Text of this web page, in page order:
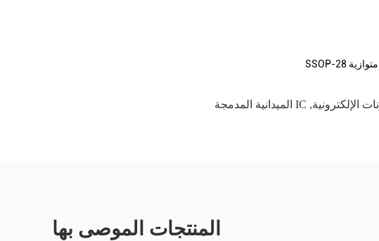
الإلكترونية, IC الميدانية المدمجة
المنتجات الموصى بها